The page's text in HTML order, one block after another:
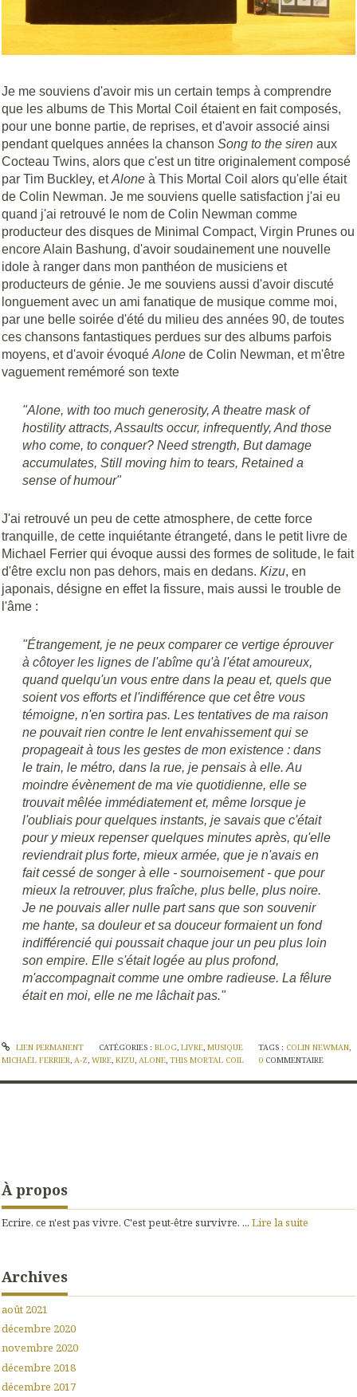
Je me souviens d'avoir mis un certain temps à comprendre
que les albums de This Mortal Coil étaient en fait composés,
pour une bonne partie, de reprises, et d'avoir associé ainsi
pendant quelques années la chanson Song to the siren aux
Cocteau Twins, alors que c'est un titre originalement composé
par Tim Buckley, etAlone à This Mortal Coil alors qu'elle était
de Colin Newman. Je me souviens quelle satisfaction j'ai eu
quand j'ai retrouvé le nom de Colin Newman comme
producteur des disques de Minimal Compact, Virgin Prunes ou
encore Alain Bashung, d'avoir soudainement une nouvelle
idole à ranger dans mon panthéon de musiciens et
producteurs de génie. Je me souviens aussi d'avoir discuté
longuement avec un ami fanatique de musique comme moi,
par une belle soirée d'été du milieu des années 90, de toutes
ces chansons fantastiques perdues sur des albums parfois
moyens, et d'avoir évoqué Alone de Colin Newman, et m'être
vaguement remémoré son texte
"Alone, with too much generosity, A theatre mask of
hostility attracts, Assaults occur, infrequently, And those
who come, to conquer? Need strength, But damage
accumulates, Still moving him to tears, Retained a
sense of humour"
J'ai retrouvé un peu de cette atmosphere, de cette force
tranquille, de cette inquiétante étrangeté, dans le petit livre de
Michael Ferrier qui évoque aussi des formes de solitude, le fait
d'être exclu non pas dehors, mais en dedans. Kizu, en
japonais, désigne en effet la fissure, mais aussi le trouble de
l'âme :
"Étrangement, je ne peux comparer ce vertige éprouver
à côtoyer les lignes de l'abîme qu'à l'état amoureux,
quand quelqu'un vous entre dans la peau et, quels que
soient vos efforts et l'indifférence que cet être vous
témoigne, n'en sortira pas. Les tentatives de ma raison
ne pouvait rien contre le lent envahissement qui se
propageait à tous les gestes de mon existence : dans
le train, le métro, dans la rue, je pensais à elle. Au
moindre évènement de ma vie quotidienne, elle se
trouvait mêlée immédiatement et, même lorsque je
l'oubliais pour quelques instants, je savais que c'était
pour y mieux repenser quelques minutes après, qu'elle
reviendrait plus forte, mieux armée, que je n'avais en
fait cessé de songer à elle - sournoisement - que pour
mieux la retrouver, plus fraîche, plus belle, plus noire.
Je ne pouvais aller nulle part sans que son souvenir
me hante, sa douleur et sa douceur formaient un fond
indifférencié qui poussait chaque jour un peu plus loin
son empire. Elle s'était logée au plus profond,
m'accompagnait comme une ombre radieuse. La fêlure
était en moi, elle ne me lâchait pas."
LIEN PERMANENT CATÉGORIES : BLOG, LIVRE, MUSIQUE TAGS : COLIN NEWMAN,
MICHAËL FERRIER, A-Z, WIRE, KIZU, ALONE, THIS MORTAL COIL 0 COMMENTAIRE
À propos
Ecrire, ce n'est pas vivre. C'est peut-être survivre. ... Lire la suite
Archives
août 2021
décembre 2020
novembre 2020
décembre 2018
décembre 2017